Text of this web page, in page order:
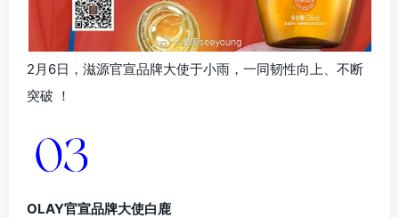
2月6日，滋源官宣品牌大使于小雨，一同韧性向上、不断
突破 ！
OLAY官宣品牌大使白鹿